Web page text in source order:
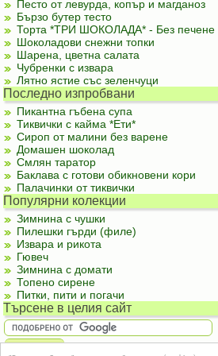
Песто от левурда, копър и магданоз
Бързо бутер тесто
Торта *ТРИ ШОКОЛАДА* - Без печене
Шоколадови снежни топки
Шарена, цветна салата
Чубренки с извара
Лятно ястие със зеленчуци
Последно изпробвани
Пикантна гъбена супа
Тиквички с кайма *Ети*
Сироп от малини без варене
Домашен шоколад
Смлян таратор
Баклава с готови обикновени кори
Палачинки от тиквички
Популярни колекции
Зимнина с чушки
Пилешки гърди (филе)
Извара и рикота
Гювеч
Зимнина с домати
Топено сирене
Питки, пити и погачи
Търсене в целия сайт